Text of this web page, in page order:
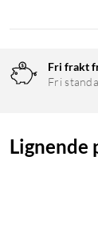
Fri frakt
Fri
Lignende